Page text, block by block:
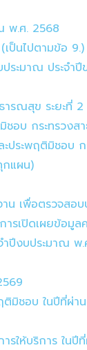
พ.ศ. 2568
ป็นไปตามข้อ 9.)
ระมาณ ประจ
ารณสุข ระยะที่
ชอบ กระทรวง
ประพฤติมิชอบ
แผน)
เพื่อตรวจสอ
รเปิดเผยข้อมู
ปีงบประมาณ พ
ติมิชอบ ในปีที่
รให้บริการ ใ